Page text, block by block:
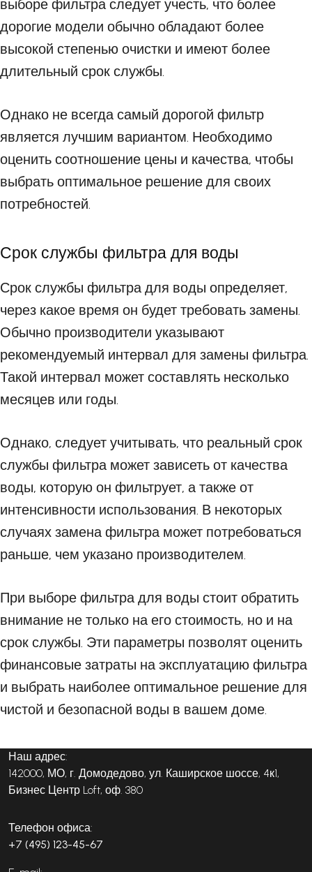
выборе фильтра следует учесть, что более
дорогие модели обычно обладают более
высокой степенью очистки и имеют более
длительный срок службы.
Однако не всегда самый дорогой фильтр
является лучшим вариантом. Необходимо
оценить соотношение цены и качества, чтобы
выбрать оптимальное решение для своих
потребностей.
Срок службы фильтра для воды
Срок службы фильтра для воды определяет,
через какое время он будет требовать замены.
Обычно производители указывают
рекомендуемый интервал для замены фильтра.
Такой интервал может составлять несколько
месяцев или годы.
Однако, следует учитывать, что реальный срок
службы фильтра может зависеть от качества
воды, которую он фильтрует, а также от
интенсивности использования. В некоторых
случаях замена фильтра может потребоваться
раньше, чем указано производителем.
При выборе фильтра для воды стоит обратить
внимание не только на его стоимость, но и на
срок службы. Эти параметры позволят оценить
финансовые затраты на эксплуатацию фильтра
и выбрать наиболее оптимальное решение для
чистой и безопасной воды в вашем доме.
Наш адрес:
142000, МО, г. Домодедово, ул. Каширское шоссе, 4к1,
Бизнес Центр Loft, оф. 380
Телефон офиса:
+7 (495) 123-45-67